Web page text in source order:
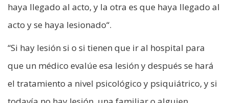
haya llegado al acto, y la otra es que haya llegado al
acto y se haya lesionado“.
“Si hay lesión si o si tienen que ir al hospital para
que un médico evalúe esa lesión y después se hará
el tratamiento a nivel psicológico y psiquiátrico, y si